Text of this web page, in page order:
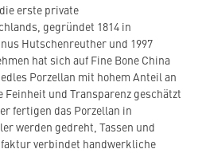
erste private
gegründet 1814 in
Hutschenreuther und 1997
hat sich auf Fine Bone China
Porzellan mit hohem Anteil an
Feinheit und Transparenz geschätzt
fertigen das Porzellan in
werden gedreht, Tassen und
verbindet handwerkliche